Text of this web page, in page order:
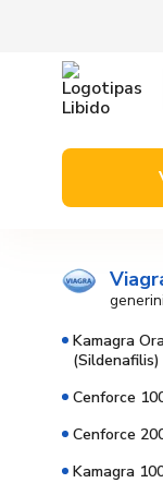
Kamagra
(Sildenafilis)
Cenforce
Cenforce
Kamagra